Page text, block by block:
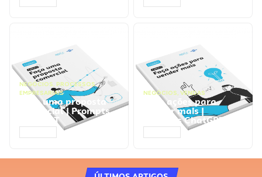
NEGÓCIOS, PROCESSOS
EMPRESARIAIS
Faça uma proposta
comercial | Prompts
ChatGPT
NEGÓCIOS, VENDAS
Faça ações para
vender mais |
Prompts ChatGPT